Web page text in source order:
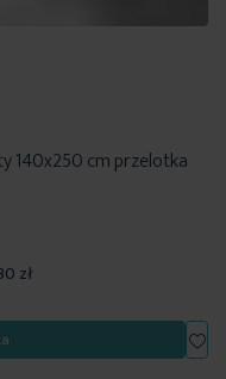
140x250 cm przelotka
zł